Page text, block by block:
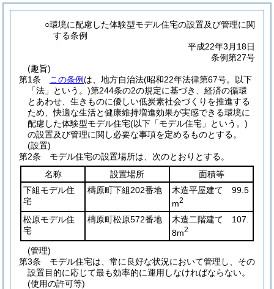
○環境に配慮した体験型モデル住宅の設置及び管理に関
する条例
平成22年3月18日
条例第27号
(趣旨)
第1条
この条例 は、地方自治法(昭和22年法律第67号。以下
「法」という。)第244条の2の規定に基づき、経済の循環
とあわせ、生きものに優しい低炭素社会づくりを推進する
ため、快適な生活と健康維持増進効果が実感できる環境に
配慮した体験型モデル住宅(以下「モデル住宅」という。)
の設置及び管理に関し必要な事項を定めるものとする。
(設置)
第2条
モデル住宅の設置場所は、次のとおりとする。
名称
設置場所
面積等
下組モデル住
宅
檮原町下組202番地
木造平屋建て 99.5
m2
松原モデル住
宅
檮原町松原572番地
木造二階建て 107.
8m2
(管理)
第3条
モデル住宅は、常に良好な状況において管理し、その
設置目的に応じて最も効率的に運用しなければならない。
(使用の許可等)